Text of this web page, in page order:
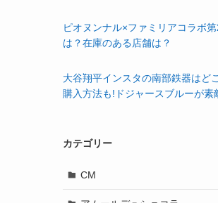
ピオヌンナル×ファミリアコラボ
は？在庫のある店舗は？
大谷翔平インスタの南部鉄器はど
購入方法も!ドジャースブルーが素
カテゴリー
CM